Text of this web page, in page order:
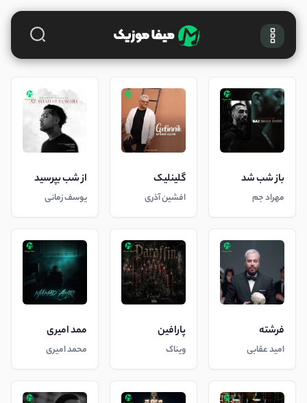
باز شب شد
مهراد جم
گلینلیک
افشین آذری
از شب بپرسید
یوسف زمانی
فرشته
امید عقابی
پارافین
ویناک
ممد امیری
محمد امیری